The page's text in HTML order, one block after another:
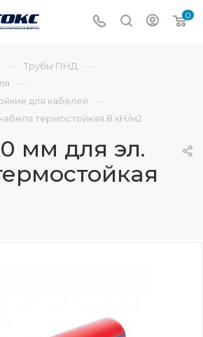
0
— Трубы ПНД —
—
для кабелей —
термостойкая 8 кН/м2
мм для эл.